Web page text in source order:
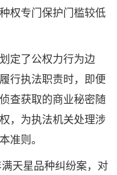
权专门保护门槛较低
了公权力行为边
行执法职责时，即便
查获取的商业秘密随
，为执法机关处理涉
准则。
天星品种纠纷案，对